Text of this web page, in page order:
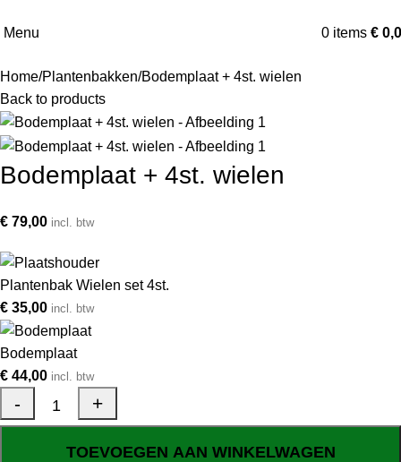
Menu 0 items €
Home Plantenbakken Bodemplaat + 4st. wielen
Back to products
Bodemplaat + 4st. wielen
€ 79,00 incl. btw
Plantenbak Wielen set 4st.
€ 35,00 incl. btw
Bodemplaat
€ 44,00 incl. btw
TOEVOEGEN AAN WINKELWAGEN